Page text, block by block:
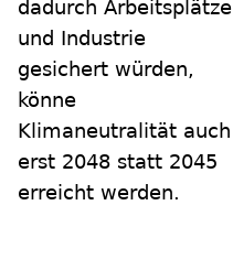
dadurch Arbeitsplätze
und Industrie
gesichert würden,
könne
Klimaneutralität auch
erst 2048 statt 2045
erreicht werden.